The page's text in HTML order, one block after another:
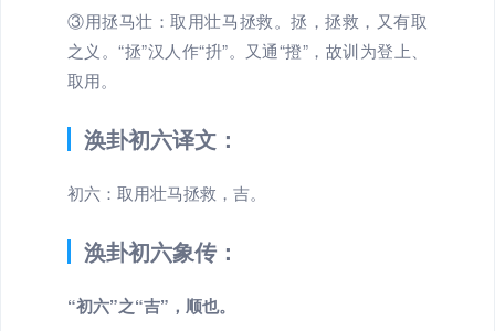
③用拯马壮：取用壮马拯救。拯，拯救，又有取
之义。“拯”汉人作“抍”。又通“撜”，故训为登上、
取用。
涣卦初六译文：
初六：取用壮马拯救，吉。
涣卦初六象传：
“初六”之“吉”，顺也。